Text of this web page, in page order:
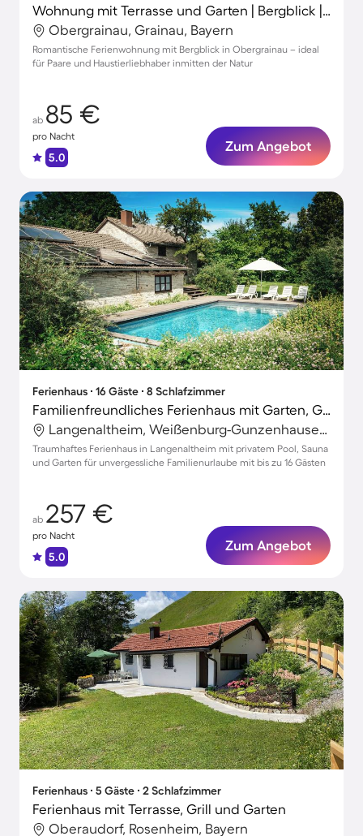
Wohnung mit Terrasse und Garten | Bergblick | Haustiere erlaubt
Obergrainau, Grainau, Bayern
Romantische Ferienwohnung mit Bergblick in Obergrainau – ideal
für Paare und Haustierliebhaber inmitten der Natur
ab 85 €
pro Nacht
5.0
Zum Angebot
Ferienhaus ∙ 16 Gäste ∙ 8 Schlafzimmer
Familienfreundliches Ferienhaus mit Garten, Grill und Sauna | Haustierfreundlich
Langenaltheim, Weißenburg-Gunzenhausen, Bayern
Traumhaftes Ferienhaus in Langenaltheim mit privatem Pool, Sauna
und Garten für unvergessliche Familienurlaube mit bis zu 16 Gästen
ab 257 €
pro Nacht
5.0
Zum Angebot
Ferienhaus ∙ 5 Gäste ∙ 2 Schlafzimmer
Ferienhaus mit Terrasse, Grill und Garten
Oberaudorf, Rosenheim, Bayern